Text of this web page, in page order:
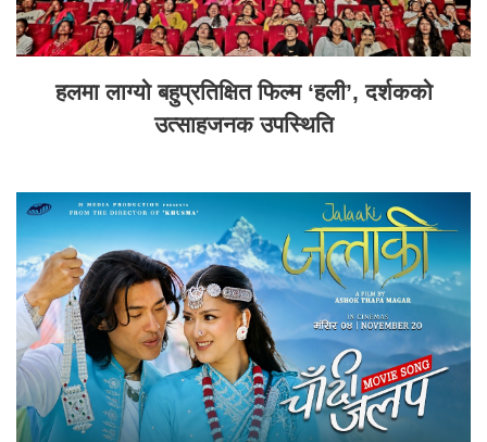
हलमा लाग्यो बहुप्रतिक्षित फिल्म ‘हली’, दर्शकको
उत्साहजनक उपस्थिति